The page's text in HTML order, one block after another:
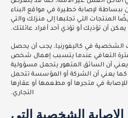
ببساطة لإصابة خطيرة في مواقع البناء
المنتجات التي تجلبها إلى منزلك والتي
يمكن أن تؤذيك أو تؤذي أحد أفراد عائلتك.
الشخصية في كاليفورنيا، يجب أن يحصل
التعافي عندما يتسبب إهمال شخص
أن السائق المتهور يتحمل مسؤولية
يعني أن الشركة أو المؤسسة تتحمل
في متجرها أو مطعمها أو عقارها
التجاري.